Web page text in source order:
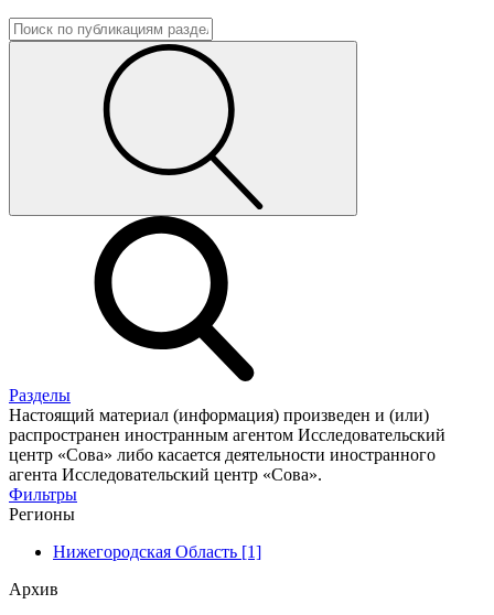
Разделы
Настоящий материал (информация) произведен и (или)
распространен иностранным агентом Исследовательский
центр «Сова» либо касается деятельности иностранного
агента Исследовательский центр «Сова».
Фильтры
Регионы
Нижегородская Область [1]
Архив